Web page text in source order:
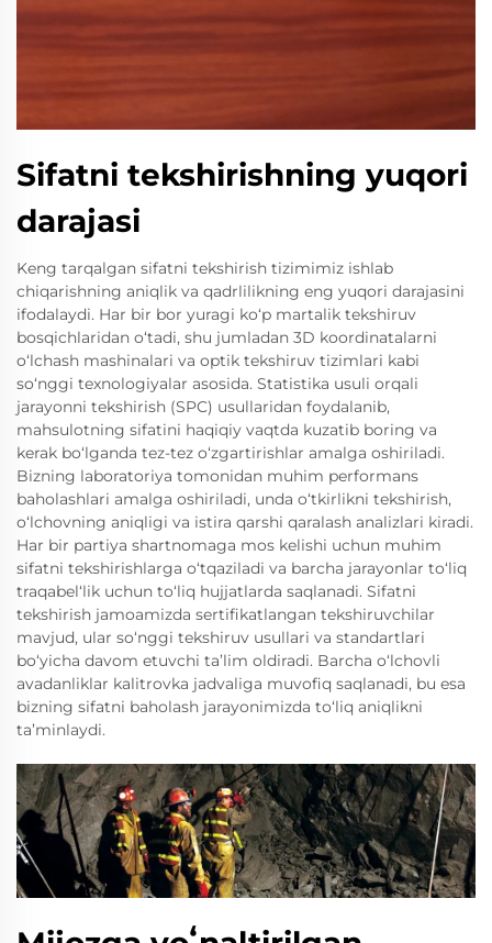
Sifatni tekshirishning yuqori
darajasi
Keng tarqalgan sifatni tekshirish tizimimiz ishlab
chiqarishning aniqlik va qadrlilikning eng yuqori darajasini
ifodalaydi. Har bir bor yuragi ko‘p martalik tekshiruv
bosqichlaridan o‘tadi, shu jumladan 3D koordinatalarni
o‘lchash mashinalari va optik tekshiruv tizimlari kabi
so‘nggi texnologiyalar asosida. Statistika usuli orqali
jarayonni tekshirish (SPC) usullaridan foydalanib,
mahsulotning sifatini haqiqiy vaqtda kuzatib boring va
kerak bo‘lganda tez-tez o‘zgartirishlar amalga oshiriladi.
Bizning laboratoriya tomonidan muhim performans
baholashlari amalga oshiriladi, unda o‘tkirlikni tekshirish,
o‘lchovning aniqligi va istira qarshi qaralash analizlari kiradi.
Har bir partiya shartnomaga mos kelishi uchun muhim
sifatni tekshirishlarga o‘tqaziladi va barcha jarayonlar to‘liq
traqabel‘lik uchun to‘liq hujjatlarda saqlanadi. Sifatni
tekshirish jamoamizda sertifikatlangan tekshiruvchilar
mavjud, ular so‘nggi tekshiruv usullari va standartlari
bo‘yicha davom etuvchi ta’lim oldiradi. Barcha o‘lchovli
avadanliklar kalitrovka jadvaliga muvofiq saqlanadi, bu esa
bizning sifatni baholash jarayonimizda to‘liq aniqlikni
ta’minlaydi.